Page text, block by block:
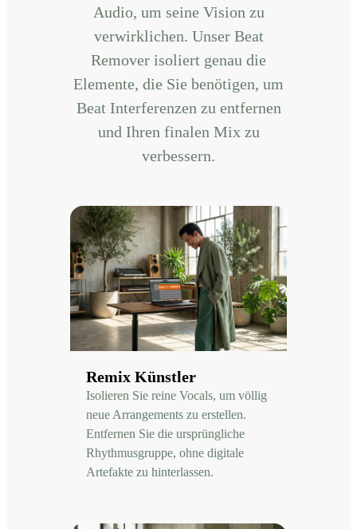
Audio, um seine Vision zu
verwirklichen. Unser Beat
Remover isoliert genau die
Elemente, die Sie benötigen, um
Beat Interferenzen zu entfernen
und Ihren finalen Mix zu
verbessern.
Remix Künstler
Isolieren Sie reine Vocals, um völlig
neue Arrangements zu erstellen.
Entfernen Sie die ursprüngliche
Rhythmusgruppe, ohne digitale
Artefakte zu hinterlassen.